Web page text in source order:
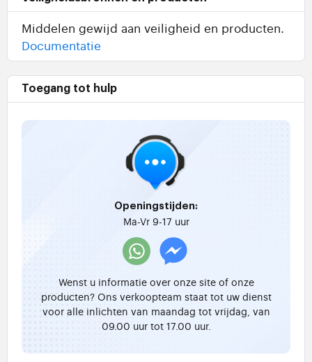
Middelen gewijd aan veiligheid en producten.
Documentatie
Toegang tot hulp
Openingstijden:
Ma-Vr 9-17 uur
Wenst u informatie over onze site of onze
producten? Ons verkoopteam staat tot uw dienst
voor alle inlichten van maandag tot vrijdag, van
09.00 uur tot 17.00 uur.